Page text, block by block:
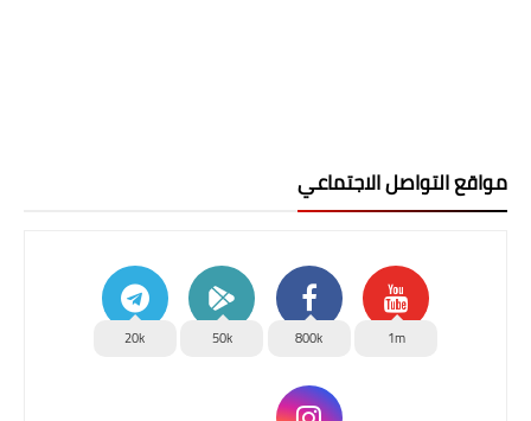
مواقع التواصل الاجتماعي
1m
800k
50k
20k